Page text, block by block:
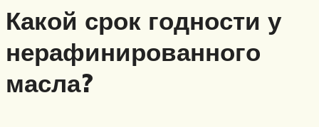
Какой срок годности у
нерафинированного
масла?